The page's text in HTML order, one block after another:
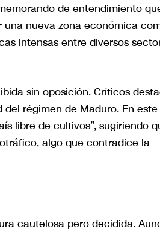
de entendimiento
nueva zona económica
intensas entre diversos
sin oposición. Críticos
régimen de Maduro. En
libre de cultivos”, sugiriendo
algo que contradice la
cautelosa pero decidida.